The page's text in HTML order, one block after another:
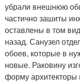
убрали внешнюю
частично зашиты
оставлены в том
назад. Санузел
обоев, которые в
новые. Раковину
форму